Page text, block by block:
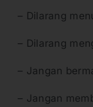
– Dilarang
– Dilarang
– Jangan
– Jangan